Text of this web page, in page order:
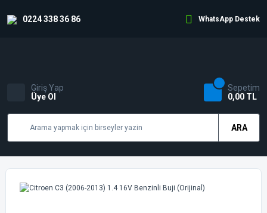
0224 338 36 86 WhatsApp Destek
ARA
Giriş Yap
Üye Ol
Sepetim
0,00 TL